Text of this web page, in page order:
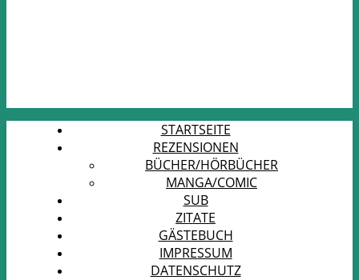
STARTSEITE
REZENSIONEN
BÜCHER/HÖRBÜCHER
MANGA/COMIC
SUB
ZITATE
GÄSTEBUCH
IMPRESSUM
DATENSCHUTZ